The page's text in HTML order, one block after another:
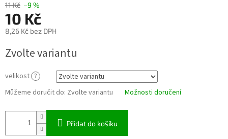
11 Kč –9 %
10 Kč
8,26 Kč bez DPH
cena:
Zvolte variantu
velikost ?
Můžeme doručit do: Zvolte variantu Možnosti doručení
Přidat do košíku